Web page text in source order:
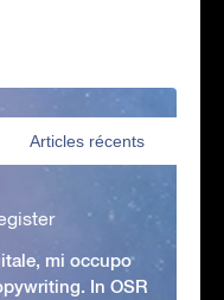
Articles récents
mi occupo
In OSR